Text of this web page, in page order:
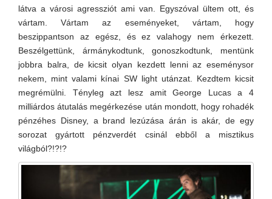
látva a városi agressziót ami van. Egyszóval ültem ott, és
vártam. Vártam az eseményeket, vártam, hogy
beszippantson az egész, és ez valahogy nem érkezett.
Beszélgettünk, ármánykodtunk, gonoszkodtunk, mentünk
jobbra balra, de kicsit olyan kezdett lenni az eseménysor
nekem, mint valami kínai SW light utánzat. Kezdtem kicsit
megrémülni. Tényleg azt lesz amit George Lucas a 4
milliárdos átutalás megérkezése után mondott, hogy rohadék
pénzéhes Disney, a brand lezúzása árán is akár, de egy
sorozat gyártott pénzverdét csinál ebből a misztikus
világból?!?!?